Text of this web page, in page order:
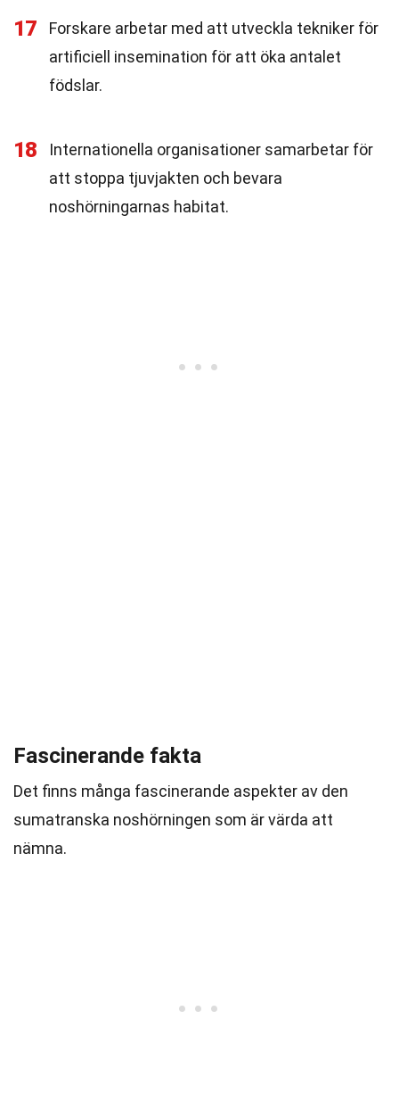
17
Forskare arbetar med att utveckla tekniker för
artificiell insemination för att öka antalet
födslar.
18
Internationella organisationer samarbetar för
att stoppa tjuvjakten och bevara
noshörningarnas habitat.
Fascinerande fakta
Det finns många fascinerande aspekter av den
sumatranska noshörningen som är värda att
nämna.